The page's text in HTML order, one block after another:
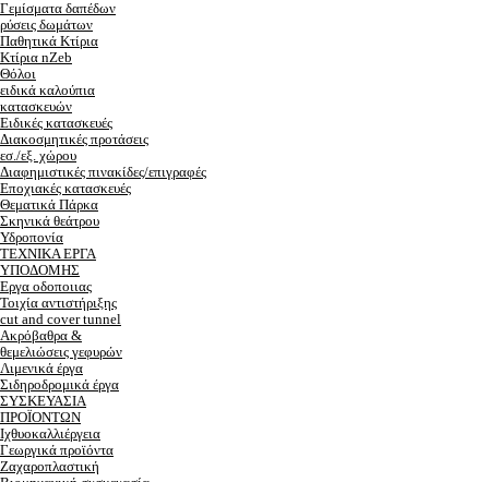
Γεμίσματα δαπέδων
ρύσεις δωμάτων
Παθητικά Κτίρια
Κτίρια nZeb
Θόλοι
ειδικά καλούπια
κατασκευών
Ειδικές κατασκευές
Διακοσμητικές προτάσεις
εσ./εξ. χώρου
Διαφημιστικές πινακίδες/επιγραφές
Εποχιακές κατασκευές
Θεματικά Πάρκα
Σκηνικά θεάτρου
Υδροπονία
ΤΕΧΝΙΚΑ ΕΡΓΑ
ΥΠΟΔΟΜΗΣ
Εργα οδοποιιας
Τοιχία αντιστήριξης
cut and cover tunnel
Ακρόβαθρα &
θεμελιώσεις γεφυρών
Λιμενικά έργα
Σιδηροδρομικά έργα
ΣΥΣΚΕΥΑΣΙΑ
ΠΡΟΪΟΝΤΩΝ
Ιχθυοκαλλιέργεια
Γεωργικά προϊόντα
Ζαχαροπλαστική